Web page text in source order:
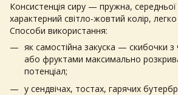
Консистенція сиру — пружна, середньої
характерний світло-жовтий колір,
Способи використання:
як самостійна закуска — скибочки
або фруктами максимально
потенціал;
у сендвічах, тостах, гарячих